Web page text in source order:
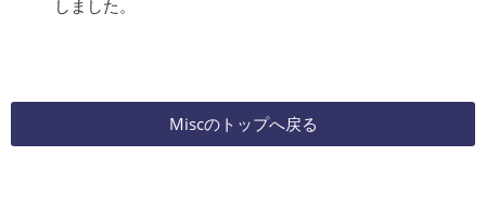
しました。
Miscのトップへ戻る